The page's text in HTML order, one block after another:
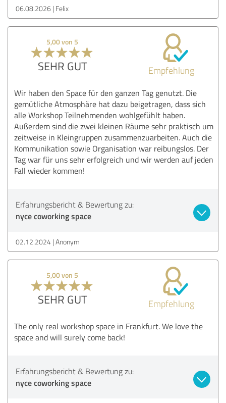
06.08.2026 Felix
5,00 von 5
SEHR GUT Empfehlung
Wir haben den Space für den ganzen Tag genutzt. Die
gemütliche Atmosphäre hat dazu beigetragen, dass sich
alle Workshop Teilnehmenden wohlgefühlt haben.
Außerdem sind die zwei kleinen Räume sehr praktisch um
zeitweise in Kleingruppen zusammenzuarbeiten. Auch die
Kommunikation sowie Organisation war reibungslos. Der
Tag war für uns sehr erfolgreich und wir werden auf jeden
Fall wieder kommen!
Erfahrungsbericht & Bewertung zu:
nyce coworking space
02.12.2024 Anonym
5,00 von 5
SEHR GUT Empfehlung
The only real workshop space in Frankfurt. We love the
space and will surely come back!
Erfahrungsbericht & Bewertung zu:
nyce coworking space